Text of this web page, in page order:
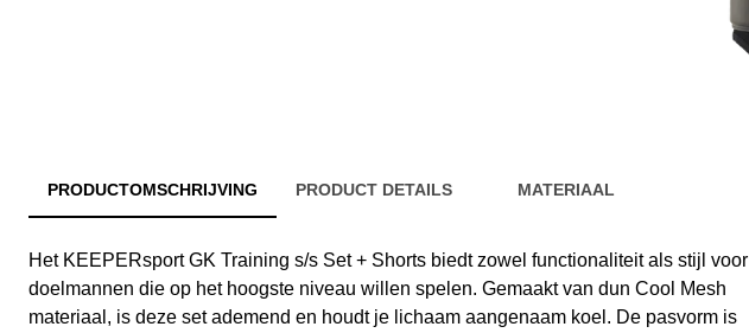
PRODUCTOMSCHRIJVING PRODUCT DETAILS MATERIAAL
Het KEEPERsport GK Training s/s Set + Shorts biedt zowel functionaliteit als stijl voor
doelmannen die op het hoogste niveau willen spelen. Gemaakt van dun Cool Mesh
materiaal, is deze set ademend en houdt je lichaam aangenaam koel. De pasvorm is